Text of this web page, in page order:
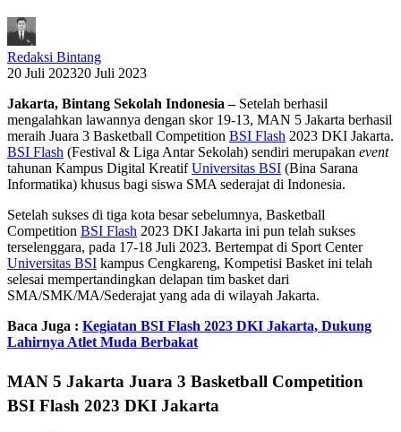
Redaksi Bintang
20 Juli 202320 Juli 2023
Jakarta, Bintang Sekolah Indonesia –Setelah berhasil
mengalahkan lawannya dengan skor 19-13, MAN 5 Jakarta berhasil
meraih Juara 3 Basketball Competition BSI Flash 2023 DKI Jakarta.
BSI Flash (Festival & Liga Antar Sekolah) sendiri merupakan event
tahunan Kampus Digital KreatifUniversitas BSI (Bina Sarana
Informatika) khusus bagi siswa SMA sederajat di Indonesia.
Setelah sukses di tiga kota besar sebelumnya, Basketball
Competition BSI Flash 2023 DKI Jakarta ini pun telah sukses
terselenggara, pada 17-18 Juli 2023. Bertempat di Sport Center
Universitas BSI kampus Cengkareng, Kompetisi Basket ini telah
selesai mempertandingkan delapan tim basket dari
SMA/SMK/MA/Sederajat yang ada di wilayah Jakarta.
Baca Juga : Kegiatan BSI Flash 2023 DKI Jakarta, Dukung
Lahirnya Atlet Muda Berbakat
MAN 5 Jakarta Juara 3 Basketball Competition
BSI Flash 2023 DKI Jakarta